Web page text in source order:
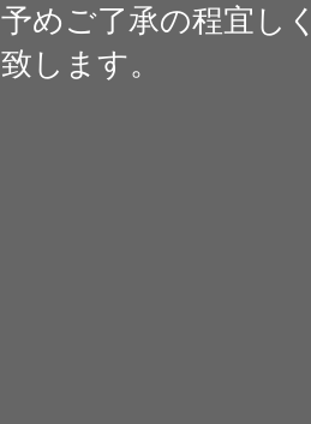
予めご了承の程宜し
致します。